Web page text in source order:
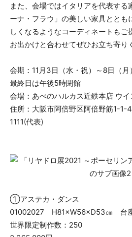
また、会場ではイタリアを代表する
ーナ・フラウ」の美しい家具ととも
しくなるようなコーディネートも
お出かけと合わせてぜひお立ち寄り
会期：11月3日（水・祝）～8日（
最終日は午後5時閉館
会場：あべのハルカス近鉄本店 ウ
住所：大阪市阿倍野区阿倍野筋1-
1111(代表)
①アステカ・ダンス
01002027 H81×W56×D53㎝ 台
世界限定制作数：250